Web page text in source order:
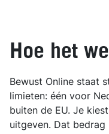
Hoe het
Bewust Online staat
limieten: één voor
buiten de EU. Je
uitgeven. Dat